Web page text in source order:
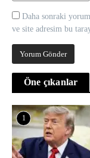
Daha sonraki
ve site adresim bu
Öne çıkanlar
1